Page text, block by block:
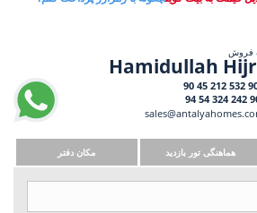
فروش
Hamidullah
هماهنگی تور بازدید مکان دفتر